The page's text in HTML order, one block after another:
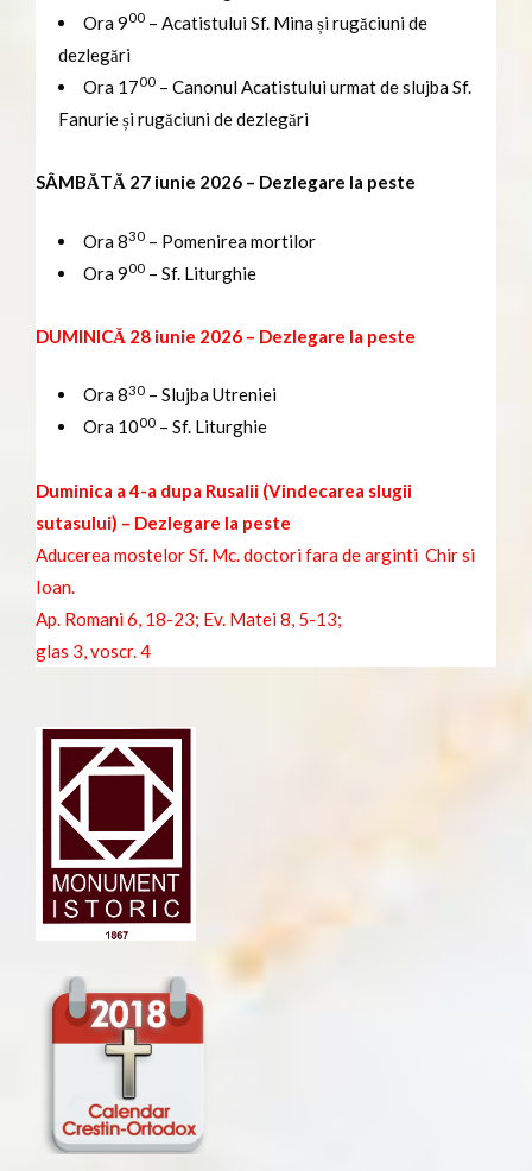
Ora 900– Acatistului Sf. Mina și rugăciuni de
dezlegări
Ora 1700– Canonul Acatistului urmat de slujba Sf.
Fanurie și rugăciuni de dezlegări
SÂMBĂTĂ 27 iunie 2026 – Dezlegare la peste
Ora 830– Pomenirea mortilor
Ora 900– Sf. Liturghie
DUMINICĂ 28 iunie 2026 – Dezlegare la peste
Ora 830– Slujba Utreniei
Ora 1000– Sf. Liturghie
Duminica a 4-a dupa Rusalii (Vindecarea slugii
sutasului) – Dezlegare la peste
Aducerea mostelor Sf. Mc. doctori fara de arginti Chir si
Ioan.
Ap. Romani 6, 18-23; Ev. Matei 8, 5-13;
glas 3, voscr. 4